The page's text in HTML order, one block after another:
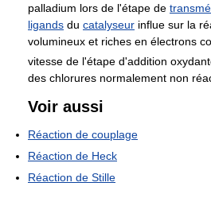
palladium lors de l'étape de
ligands du catalyseur influe sur la
volumineux et riches en électrons
vitesse de l'étape d'addition
des chlorures normalement non
Voir aussi
Réaction de couplage
Réaction de Heck
Réaction de Stille